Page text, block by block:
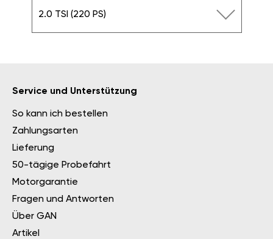
2.0 TSI (220 PS)
Service und Unterstützung
So kann ich bestellen
Zahlungsarten
Lieferung
50-tägige Probefahrt
Motorgarantie
Fragen und Antworten
Über GAN
Artikel